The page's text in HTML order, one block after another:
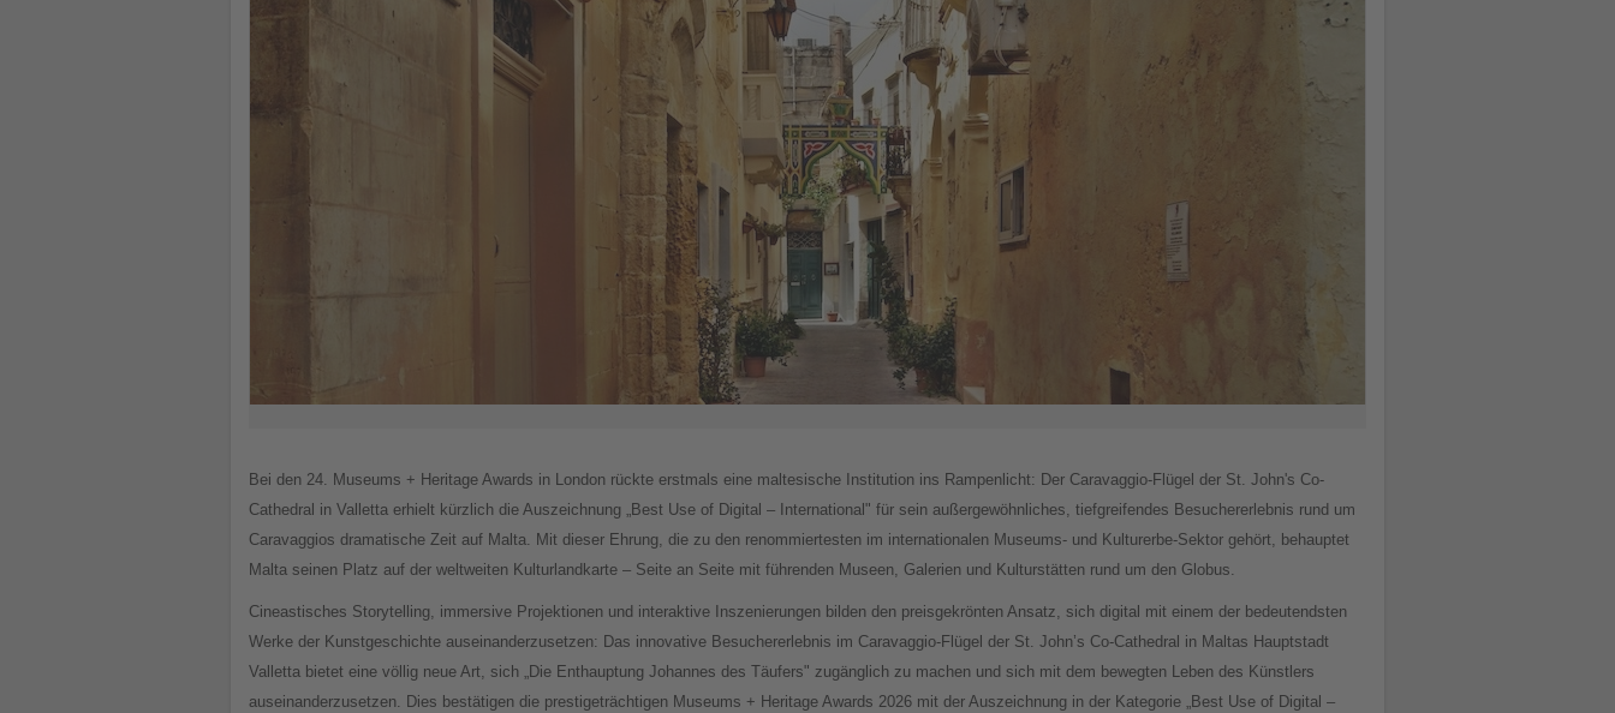
Bei den 24. Museums + Heritage Awards in London rückte erstmals eine maltesische Institution ins Rampenlicht: Der Caravaggio-Flügel der St. John's Co-
Cathedral in Valletta erhielt kürzlich die Auszeichnung „Best Use of Digital – International" für sein außergewöhnliches, tiefgreifendes Besuchererlebnis rund um
Caravaggios dramatische Zeit auf Malta. Mit dieser Ehrung, die zu den renommiertesten im internationalen Museums- und Kulturerbe-Sektor gehört, behauptet
Malta seinen Platz auf der weltweiten Kulturlandkarte – Seite an Seite mit führenden Museen, Galerien und Kulturstätten rund um den Globus.
Cineastisches Storytelling, immersive Projektionen und interaktive Inszenierungen bilden den preisgekrönten Ansatz, sich digital mit einem der bedeutendsten
Werke der Kunstgeschichte auseinanderzusetzen: Das innovative Besuchererlebnis im Caravaggio-Flügel der St. John’s Co-Cathedral in Maltas Hauptstadt
Valletta bietet eine völlig neue Art, sich „Die Enthauptung Johannes des Täufers" zugänglich zu machen und sich mit dem bewegten Leben des Künstlers
auseinanderzusetzen. Dies bestätigen die prestigeträchtigen Museums + Heritage Awards 2026 mit der Auszeichnung in der Kategorie „Best Use of Digital –